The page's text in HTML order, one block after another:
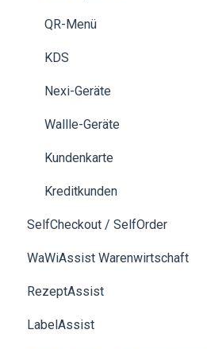
Bestellwesen / Click & Collect
Dokumente
TSE
Abschluss
Mediacenter
Kundenkarten
Verwendung der Kasse
Benutzerverwaltung
Kassenbuch
Zahlung
QR-Menü
KDS
Nexi-Geräte
Wallle-Geräte
Kundenkarte
Kreditkunden
SelfCheckout / SelfOrder
Allgemein
WaWiAssist Warenwirtschaft
Allgemeines
Angebote
RezeptAssist
Rezeptverwaltung
LabelAssist